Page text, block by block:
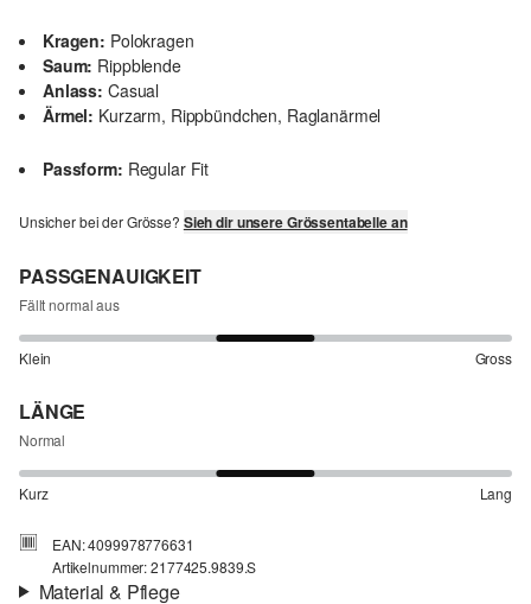
Kragen: Polokragen
Saum: Rippblende
Anlass: Casual
Ärmel: Kurzarm, Rippbündchen, Raglanärmel
Passform: Regular Fit
Unsicher bei der Grösse? Sieh dir unsere Grössentabelle an
PASSGENAUIGKEIT
Fällt normal aus
Klein Gross
LÄNGE
Normal
Kurz Lang
EAN: 4099978776631
Artikelnummer: 2177425.9839.S
Material & Pflege